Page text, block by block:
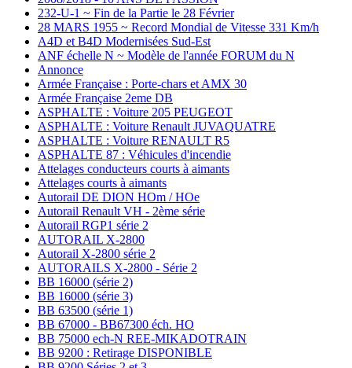
232-U-1 ~ Fin de la Partie le 28 Février
28 MARS 1955 ~ Record Mondial de Vitesse 331 Km/h
A4D et B4D Modernisées Sud-Est
ANF échelle N ~ Modèle de l'année FORUM du N
Annonce
Armée Française : Porte-chars et AMX 30
Armée Française 2eme DB
ASPHALTE : Voiture 205 PEUGEOT
ASPHALTE : Voiture Renault JUVAQUATRE
ASPHALTE : Voiture RENAULT R5
ASPHALTE 87 : Véhicules d'incendie
Attelages conducteurs courts à aimants
Attelages courts à aimants
Autorail DE DION HOm / HOe
Autorail Renault VH - 2ème série
Autorail RGP1 série 2
AUTORAIL X-2800
Autorail X-2800 série 2
AUTORAILS X-2800 - Série 2
BB 16000 (série 2)
BB 16000 (série 3)
BB 63500 (série 1)
BB 67000 - BB67300 éch. HO
BB 75000 ech-N REE-MIKADOTRAIN
BB 9200 : Retirage DISPONIBLE